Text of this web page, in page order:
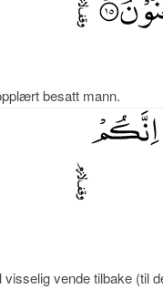
besatt mann.
vende tilbake (til